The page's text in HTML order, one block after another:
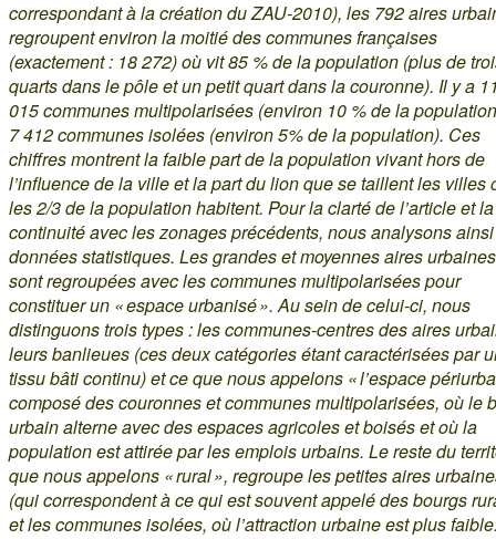
correspondant à la création du ZAU-2010), les 792 aires
regroupent environ la moitié des communes françaises
(exactement : 18 272) où vit 85 % de la population (plus de
quarts dans le pôle et un petit quart dans la couronne). Il y a
015 communes multipolarisées (environ 10 % de la
7 412 communes isolées (environ 5% de la population). Ces
chiffres montrent la faible part de la population vivant hors de
l’influence de la ville et la part du lion que se taillent les villes
les 2/3 de la population habitent. Pour la clarté de l’article et la
continuité avec les zonages précédents, nous analysons
données statistiques. Les grandes et moyennes aires urbaines
sont regroupées avec les communes multipolarisées pour
constituer un « espace urbanisé ». Au sein de celui-ci, nous
distinguons trois types : les communes-centres des aires
leurs banlieues (ces deux catégories étant caractérisées par
tissu bâti continu) et ce que nous appelons « l’espace
composé des couronnes et communes multipolarisées, où le
urbain alterne avec des espaces agricoles et boisés et où la
population est attirée par les emplois urbains. Le reste du
que nous appelons « rural », regroupe les petites aires
(qui correspondent à ce qui est souvent appelé des bourgs
et les communes isolées, où l’attraction urbaine est plus